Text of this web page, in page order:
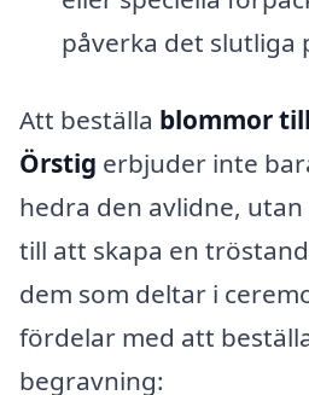
påverka det slutliga
Att beställa blommor
Örstig erbjuder inte
hedra den avlidne,
till att skapa en
dem som deltar i
fördelar med att
begravning: